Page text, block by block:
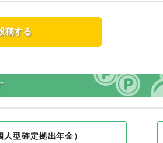
型確定拠出年金）